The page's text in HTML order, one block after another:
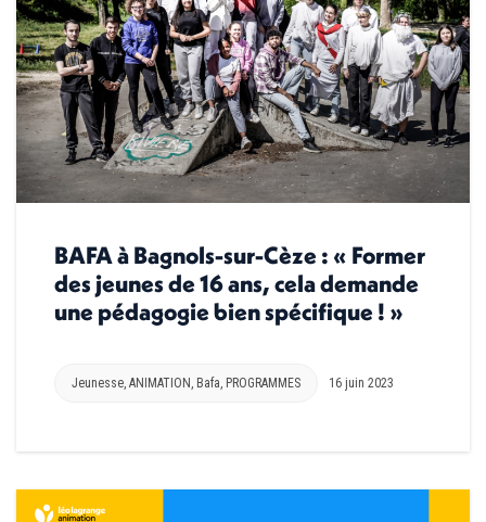
BAFA à Bagnols-sur-Cèze : « Former
des jeunes de 16 ans, cela demande
une pédagogie bien spécifique ! »
Jeunesse, ANIMATION , Bafa, PROGRAMMES 16 juin 2023